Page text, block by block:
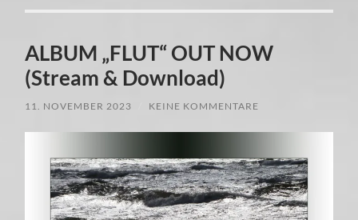
ALBUM „FLUT“ OUT NOW
(Stream & Download)
11. NOVEMBER 2023 KEINE KOMMENTARE